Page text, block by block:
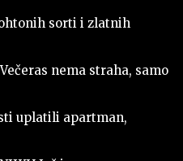
sorti i zlatnih
nema straha, samo
uplatili apartman,